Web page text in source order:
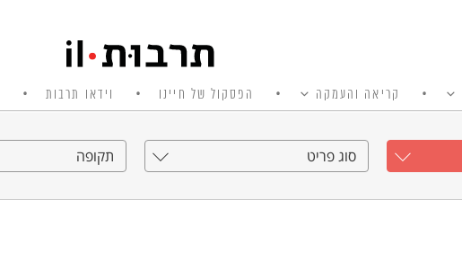
קריאה והעמקה הפסקול של חיינו וידאו תרבות
סוג פריט תקופה